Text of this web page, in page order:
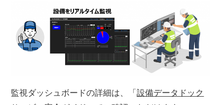
監視ダッシュボードの詳細は、「設備データドック